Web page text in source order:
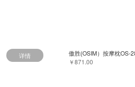
详情
￥871.00